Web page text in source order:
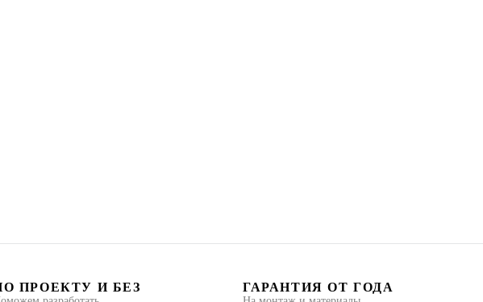
ПРОЕКТУ И БЕЗ ГАРАНТИЯ ОТ ГОДА